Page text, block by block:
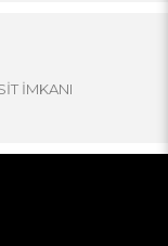
İMKANI